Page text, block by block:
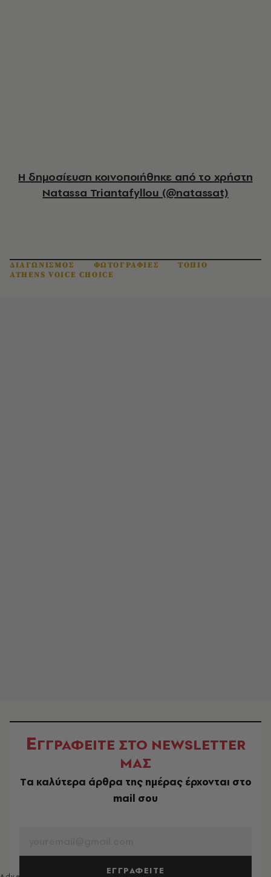
Η δημοσίευση κοινοποιήθηκε από το χρήστη
Natassa Triantafyllou (@natassat)
ΔΙΑΓΩΝΙΣΜΟΣ ΦΩΤΟΓΡΑΦΙΕΣ
ΤΟΠΙΟ
ATHENS VOICE CHOICE
ΕΓΓΡΑΦΕΙΤΕ ΣΤΟ NEWSLETTER
ΜΑΣ
Tα καλύτερα άρθρα της ημέρας έρχονται στο
mail σου
ΕΓΓΡΑΦΕΙΤΕ